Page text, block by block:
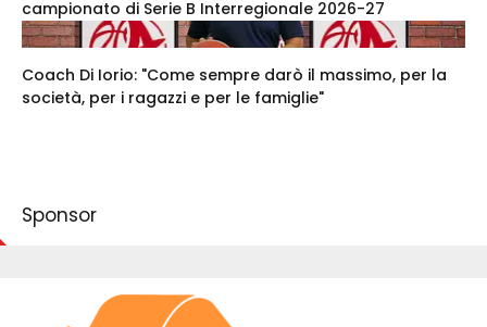
campionato di Serie B Interregionale 2026-27
Coach Di Iorio: "Come sempre darò il massimo, per la
società, per i ragazzi e per le famiglie"
Sponsor